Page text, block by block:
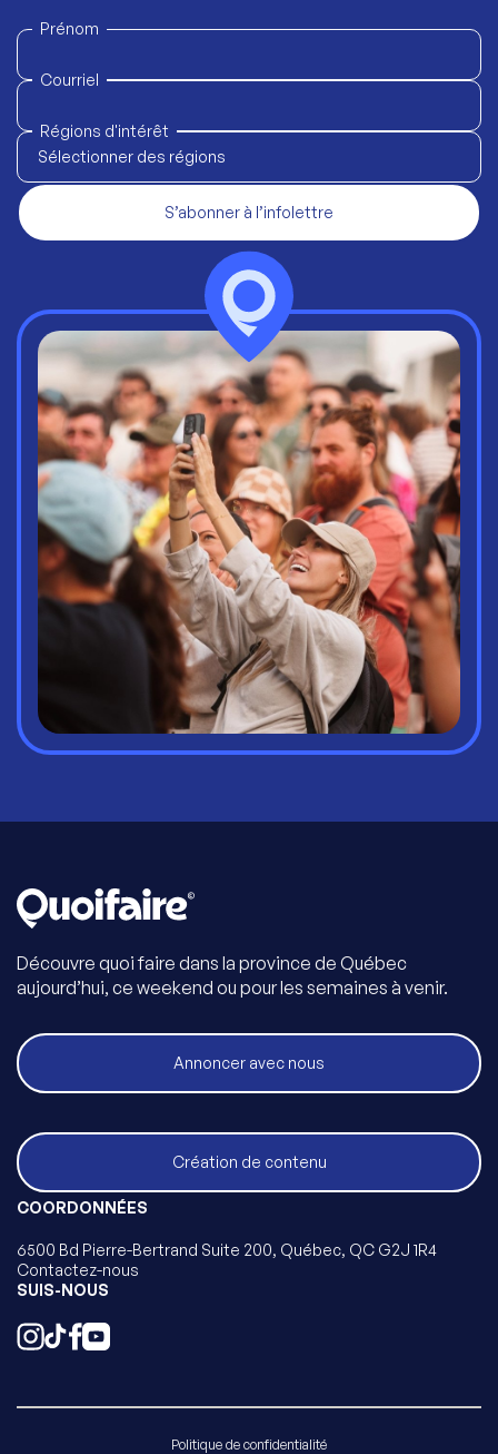
Prénom
Courriel
Régions d'intérêt
Sélectionner des régions
S’abonner à l’infolettre
Découvre quoi faire dans la province de Québec
aujourd’hui, ce weekend ou pour les semaines à venir.
Annoncer avec nous
Création de contenu
COORDONNÉES
6500 Bd Pierre-Bertrand Suite 200, Québec, QC G2J 1R4
Contactez-nous
SUIS-NOUS
Politique de confidentialité